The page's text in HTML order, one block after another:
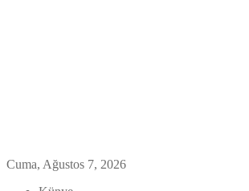
Cuma, Ağustos 7, 2026